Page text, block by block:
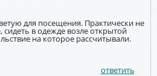
для посещения. Практически не
в одежде возле открытой
на которое рассчитывали.
ответить